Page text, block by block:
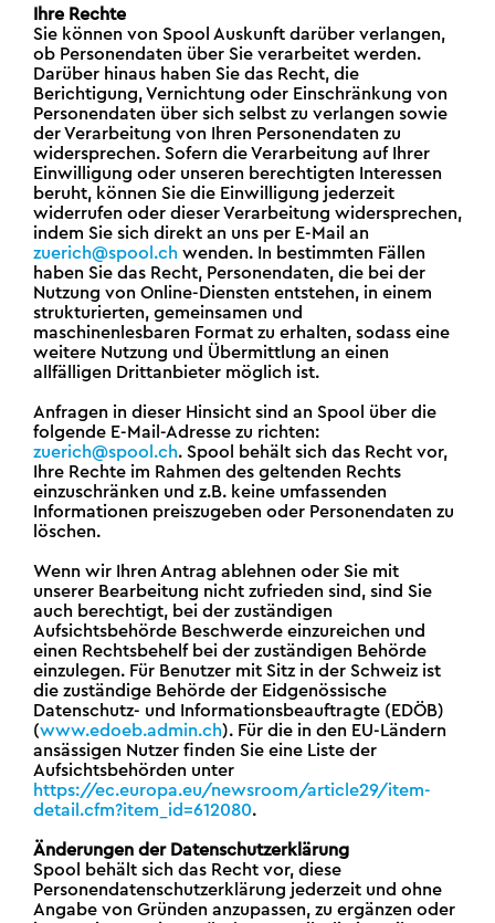
Ihre Rechte
Sie können von Spool Auskunft darüber verlangen,
ob Personendaten über Sie verarbeitet werden.
Darüber hinaus haben Sie das Recht, die
Berichtigung, Vernichtung oder Einschränkung von
Personendaten über sich selbst zu verlangen sowie
der Verarbeitung von Ihren Personendaten zu
widersprechen. Sofern die Verarbeitung auf Ihrer
Einwilligung oder unseren berechtigten Interessen
beruht, können Sie die Einwilligung jederzeit
widerrufen oder dieser Verarbeitung widersprechen,
indem Sie sich direkt an uns per E-Mail an
zuerich@spool.ch wenden. In bestimmten Fällen
haben Sie das Recht, Personendaten, die bei der
Nutzung von Online-Diensten entstehen, in einem
strukturierten, gemeinsamen und
maschinenlesbaren Format zu erhalten, sodass eine
weitere Nutzung und Übermittlung an einen
allfälligen Drittanbieter möglich ist.
Anfragen in dieser Hinsicht sind an Spool über die
folgende E-Mail-Adresse zu richten:
zuerich@spool.ch. Spool behält sich das Recht vor,
Ihre Rechte im Rahmen des geltenden Rechts
einzuschränken und z.B. keine umfassenden
Informationen preiszugeben oder Personendaten zu
löschen.
Wenn wir Ihren Antrag ablehnen oder Sie mit
unserer Bearbeitung nicht zufrieden sind, sind Sie
auch berechtigt, bei der zuständigen
Aufsichtsbehörde Beschwerde einzureichen und
einen Rechtsbehelf bei der zuständigen Behörde
einzulegen. Für Benutzer mit Sitz in der Schweiz ist
die zuständige Behörde der Eidgenössische
Datenschutz- und Informationsbeauftragte (EDÖB)
(www.edoeb.admin.ch). Für die in den EU-Ländern
ansässigen Nutzer finden Sie eine Liste der
Aufsichtsbehörden unter
https://ec.europa.eu/newsroom/article29/item-
detail.cfm?item_id=612080.
Änderungen der Datenschutzerklärung
Spool behält sich das Recht vor, diese
Personendatenschutzerklärung jederzeit und ohne
Angabe von Gründen anzupassen, zu ergänzen oder